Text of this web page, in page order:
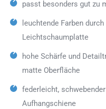
passt besonders gut zu
leuchtende Farben
Leichtschaumplatte
hohe Schärfe und
matte Oberfläche
federleicht,
Aufhangschiene